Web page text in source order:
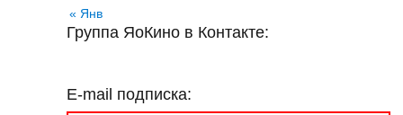
« Янв
Группа ЯоКино в Контакте:
E-mail подписка: